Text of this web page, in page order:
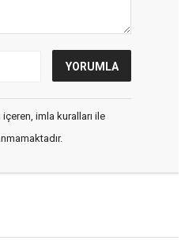
imla kuralları ile